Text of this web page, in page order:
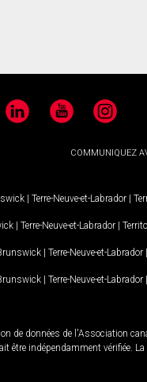
LinkedIn YouTubeInstagram
COMMUNIQUEZ
| Terre-Neuve-et-Labrador |
| Terre-Neuve-et-Labrador |
| Terre-Neuve-et-Labrador |
| Terre-Neuve-et-Labrador |
de données de l'Association
indépendamment vérifiée.